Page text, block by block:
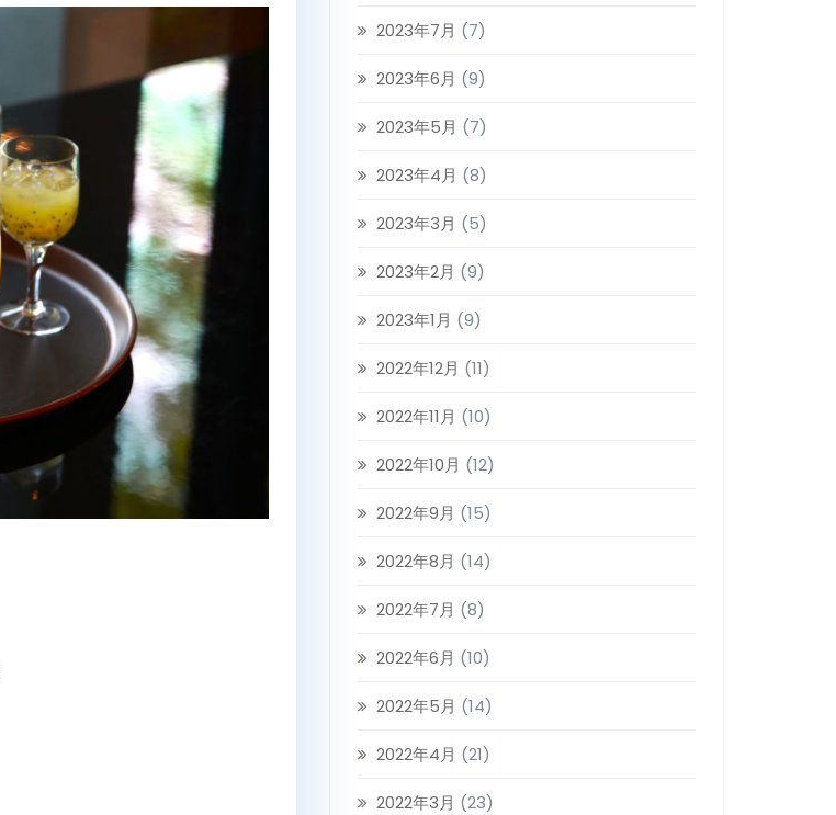
2023年7月 (7)
2023年6月 (9)
2023年5月 (7)
2023年4月 (8)
2023年3月 (5)
2023年2月 (9)
2023年1月 (9)
2022年12月 (11)
2022年11月 (10)
2022年10月 (12)
2022年9月 (15)
2022年8月 (14)
2022年7月 (8)
2022年6月 (10)
2022年5月 (14)
2022年4月 (21)
2022年3月 (23)